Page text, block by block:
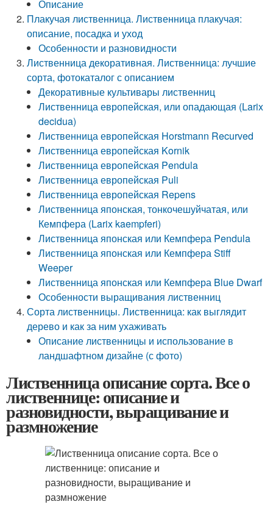
Описание
Плакучая лиственница. Лиственница плакучая:
описание, посадка и уход
Особенности и разновидности
Лиственница декоративная. Лиственница: лучшие
сорта, фотокаталог с описанием
Декоративные культивары лиственниц
Лиственница европейская, или опадающая (Larix
decidua)
Лиственница европейская Horstmann Recurved
Лиственница европейская Kornik
Лиственница европейская Pendula
Лиственница европейская Puli
Лиственница европейская Repens
Лиственница японская, тонкочешуйчатая, или
Кемпфера (Larix kaempferi)
Лиственница японская или Кемпфера Pendula
Лиственница японская или Кемпфера Stiff
Weeper
Лиственница японская или Кемпфера Blue Dwarf
Особенности выращивания лиственниц
Сорта лиственницы. Лиственница: как выглядит
дерево и как за ним ухаживать
Описание лиственницы и использование в
ландшафтном дизайне (с фото)
Лиственница описание сорта. Все о
лиственнице: описание и
разновидности, выращивание и
размножение